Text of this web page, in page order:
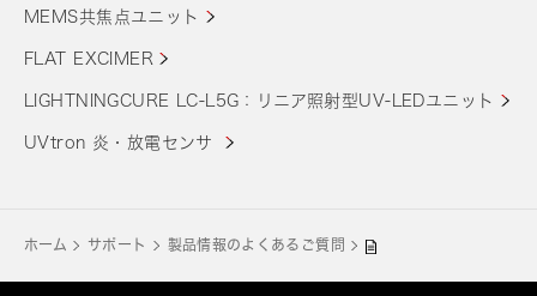
MEMS共焦点ユニット
FLAT EXCIMER
LIGHTNINGCURE LC-L5G：リニア照射型UV-LEDユニット
UVtron 炎・放電センサ
ホーム サポート 製品情報のよくあるご質問